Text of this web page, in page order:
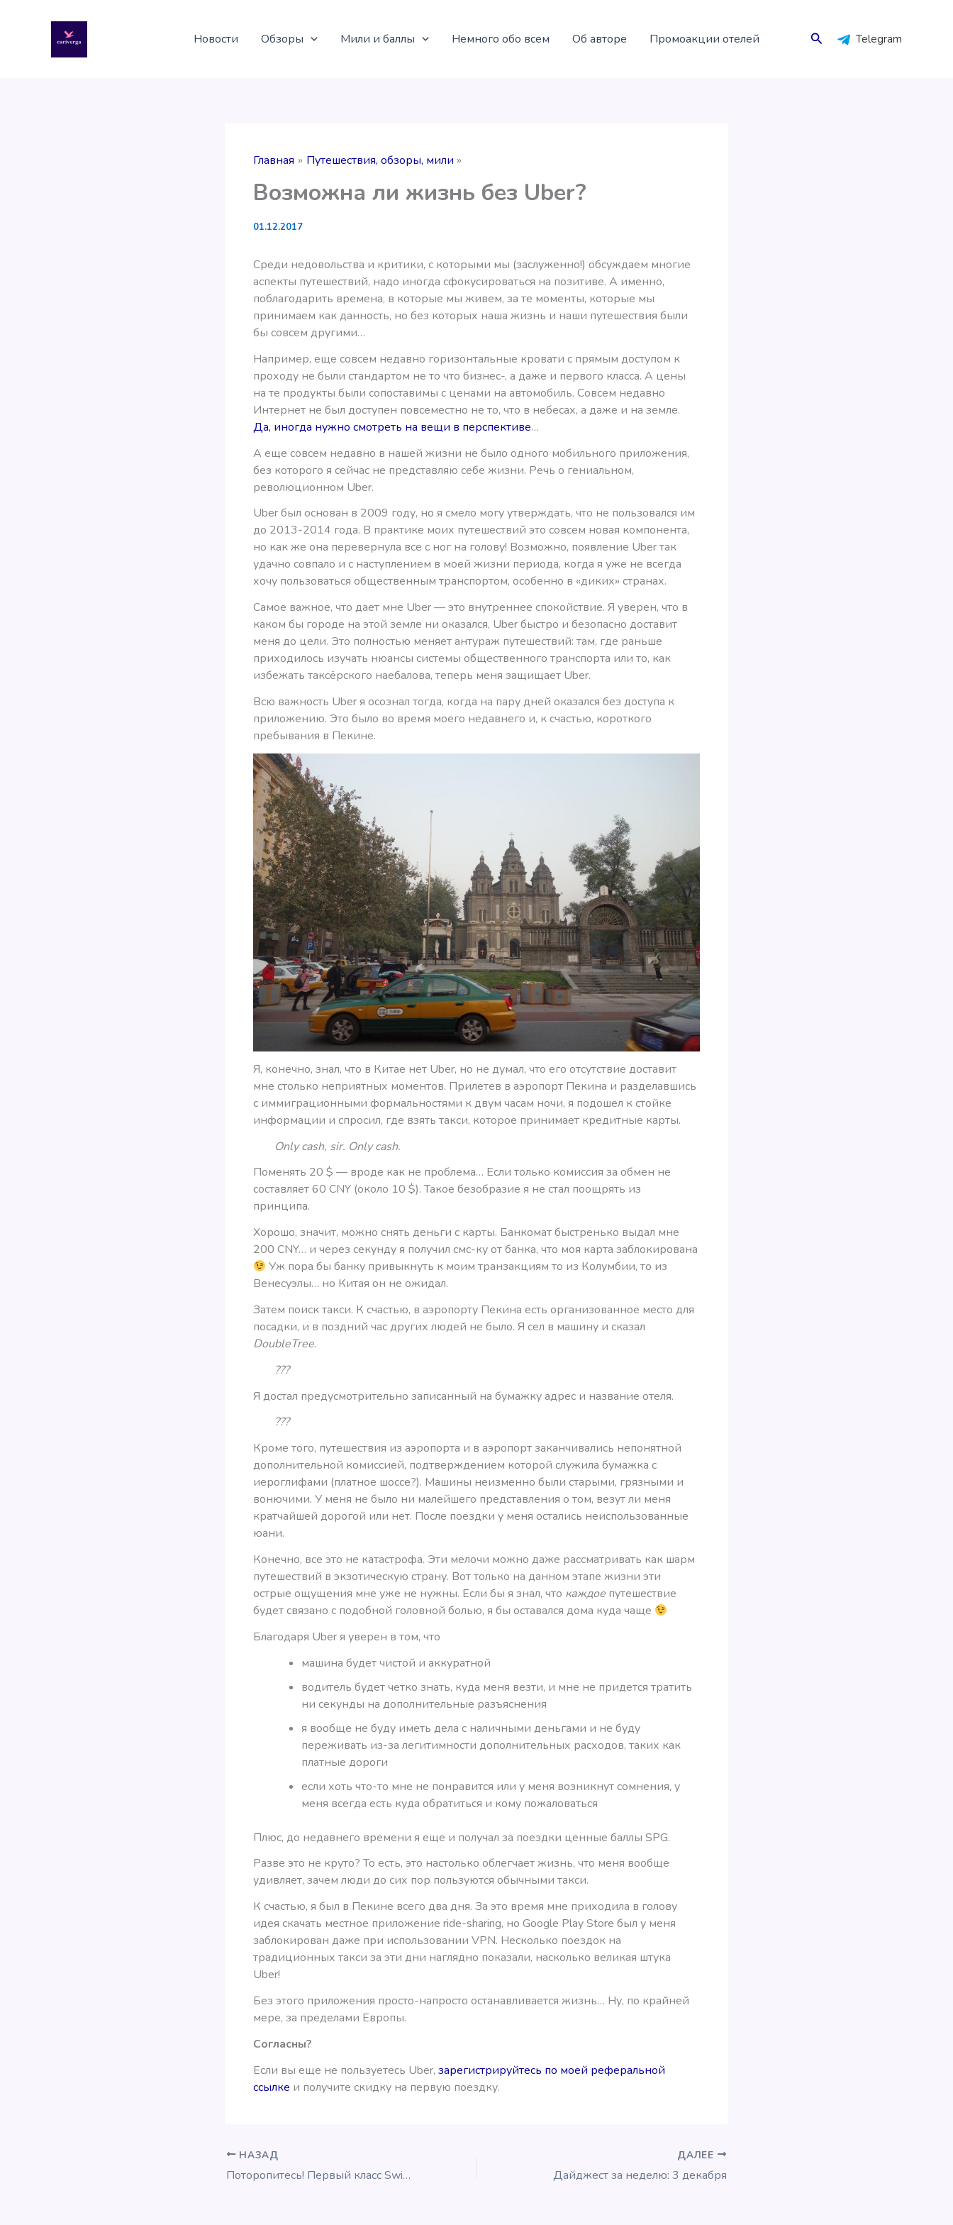
содержимому
Новости Обзоры Мили и баллы Немного обо всем Об авторе Промоакции отелей Поиск Telegram
Главная Путешествия, обзоры, мили
Возможна ли жизнь без Uber?
01.12.2017
Среди недовольства и критики, с которыми мы (заслуженно!) обсуждаем многие
аспекты путешествий, надо иногда сфокусироваться на позитиве. А именно,
поблагодарить времена, в которые мы живем, за те моменты, которые мы
принимаем как данность, но без которых наша жизнь и наши путешествия были
бы совсем другими…
Например, еще совсем недавно горизонтальные кровати с прямым доступом к
проходу не были стандартом не то что бизнес-, а даже и первого класса. А цены
на те продукты были сопоставимы с ценами на автомобиль. Совсем недавно
Интернет не был доступен повсеместно не то, что в небесах, а даже и на земле.
Да, иногда нужно смотреть на вещи в перспективе…
А еще совсем недавно в нашей жизни не было одного мобильного приложения,
без которого я сейчас не представляю себе жизни. Речь о гениальном,
революционном Uber.
Uber был основан в 2009 году, но я смело могу утверждать, что не пользовался им
до 2013-2014 года. В практике моих путешествий это совсем новая компонента,
но как же она перевернула все с ног на голову! Возможно, появление Uber так
удачно совпало и с наступлением в моей жизни периода, когда я уже не всегда
хочу пользоваться общественным транспортом, особенно в «диких» странах.
Самое важное, что дает мне Uber — это внутреннее спокойствие. Я уверен, что в
каком бы городе на этой земле ни оказался, Uber быстро и безопасно доставит
меня до цели. Это полностью меняет антураж путешествий: там, где раньше
приходилось изучать нюансы системы общественного транспорта или то, как
избежать таксёрского наебалова, теперь меня защищает Uber.
Всю важность Uber я осознал тогда, когда на пару дней оказался без доступа к
приложению. Это было во время моего недавнего и, к счастью, короткого
пребывания в Пекине.
Я, конечно, знал, что в Китае нет Uber, но не думал, что его отсутствие доставит
мне столько неприятных моментов. Прилетев в аэропорт Пекина и разделавшись
с иммиграционными формальностями к двум часам ночи, я подошел к стойке
информации и спросил, где взять такси, которое принимает кредитные карты.
Only cash, sir. Only cash.
Поменять 20 $ — вроде как не проблема… Если только комиссия за обмен не
составляет 60 CNY (около 10 $). Такое безобразие я не стал поощрять из
принципа.
Хорошо, значит, можно снять деньги с карты. Банкомат быстренько выдал мне
200 CNY… и через секунду я получил смс-ку от банка, что моя карта заблокирована
Уж пора бы банку привыкнуть к моим транзакциям то из Колумбии, то из
Венесуэлы… но Китая он не ожидал.
Затем поиск такси. К счастью, в аэропорту Пекина есть организованное место для
посадки, и в поздний час других людей не было. Я сел в машину и сказал
DoubleTree.
???
Я достал предусмотрительно записанный на бумажку адрес и название отеля.
???
Кроме того, путешествия из аэропорта и в аэропорт заканчивались непонятной
дополнительной комиссией, подтверждением которой служила бумажка с
иероглифами (платное шоссе?). Машины неизменно были старыми, грязными и
вонючими. У меня не было ни малейшего представления о том, везут ли меня
кратчайшей дорогой или нет. После поездки у меня остались неиспользованные
юани.
Конечно, все это не катастрофа. Эти мелочи можно даже рассматривать как шарм
путешествий в экзотическую страну. Вот только на данном этапе жизни эти
острые ощущения мне уже не нужны. Если бы я знал, что каждое путешествие
будет связано с подобной головной болью, я бы оставался дома куда чаще
Благодаря Uber я уверен в том, что
машина будет чистой и аккуратной
водитель будет четко знать, куда меня везти, и мне не придется тратить
ни секунды на дополнительные разъяснения
я вообще не буду иметь дела с наличными деньгами и не буду
переживать из-за легитимности дополнительных расходов, таких как
платные дороги
если хоть что-то мне не понравится или у меня возникнут сомнения, у
меня всегда есть куда обратиться и кому пожаловаться
Плюс, до недавнего времени я еще и получал за поездки ценные баллы SPG.
Разве это не круто? То есть, это настолько облегчает жизнь, что меня вообще
удивляет, зачем люди до сих пор пользуются обычными такси.
К счастью, я был в Пекине всего два дня. За это время мне приходила в голову
идея скачать местное приложение ride-sharing, но Google Play Store был у меня
заблокирован даже при использовании VPN. Несколько поездок на
традиционных такси за эти дни наглядно показали, насколько великая штука
Uber!
Без этого приложения просто-напросто останавливается жизнь… Ну, по крайней
мере, за пределами Европы.
Согласны?
Если вы еще не пользуетесь Uber, зарегистрируйтесь по моей реферальной
ссылке и получите скидку на первую поездку.
НАЗАД
Поторопитесь! Первый класс Swiss доступен за мили!
ДАЛЕЕ
Дайджест за неделю: 3 декабря